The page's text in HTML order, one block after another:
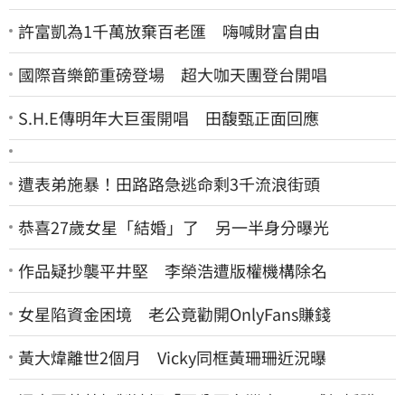
許富凱為1千萬放棄百老匯 嗨喊財富自由
國際音樂節重磅登場 超大咖天團登台開唱
S.H.E傳明年大巨蛋開唱 田馥甄正面回應
遭表弟施暴！田路路急逃命剩3千流浪街頭
恭喜27歲女星「結婚」了 另一半身分曝光
作品疑抄襲平井堅 李榮浩遭版權機構除名
女星陷資金困境 老公竟勸開OnlyFans賺錢
黃大煒離世2個月 Vicky同框黃珊珊近況曝